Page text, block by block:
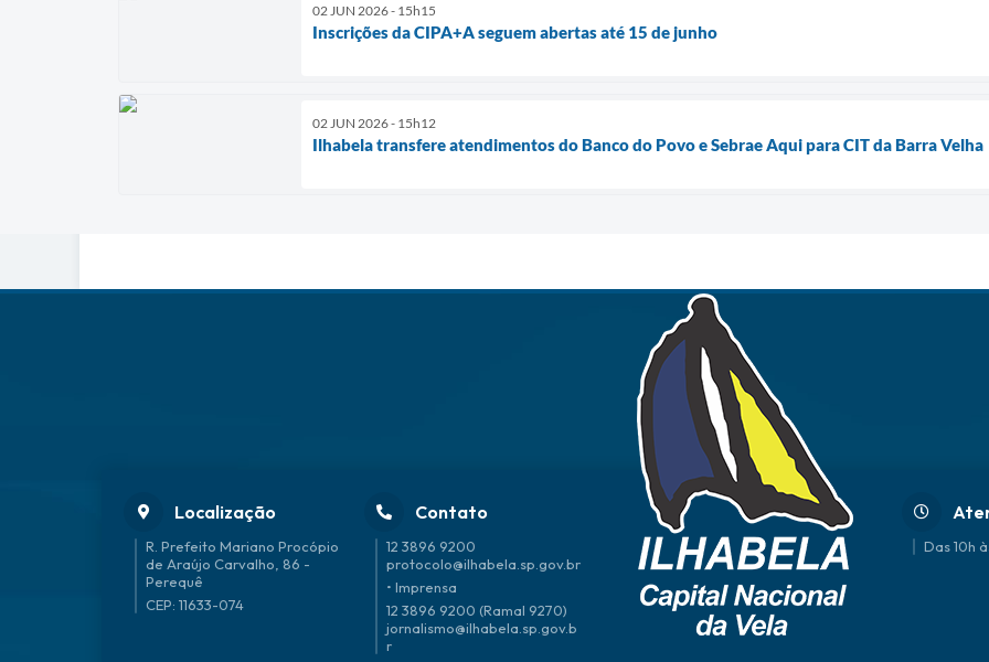
02 JUN 2026 - 15h15
Inscrições da CIPA+A seguem abertas até 15 de junho
02 JUN 2026 - 15h12
Ilhabela transfere atendimentos do Banco do Povo e Sebrae Aqui para CIT da Barra Velha
Localização
R. Prefeito Mariano Procópio
de Araújo Carvalho, 86 -
Perequê
CEP: 11633-074
Contato
12 3896 9200
protocolo@ilhabela.sp.gov.br
• Imprensa
12 3896 9200 (Ramal 9270)
jornalismo@ilhabela.sp.gov.b
r
Das 10h